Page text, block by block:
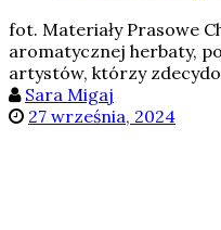
fot. Materiały Prasowe
aromatycznej herbaty,
artystów, którzy
Sara Migaj
27 września, 2024